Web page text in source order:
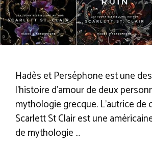
Hadès et Perséphone est une
l’histoire d’amour de deux
mythologie grecque. L’autrice
Scarlett St Clair est une
de mythologie …